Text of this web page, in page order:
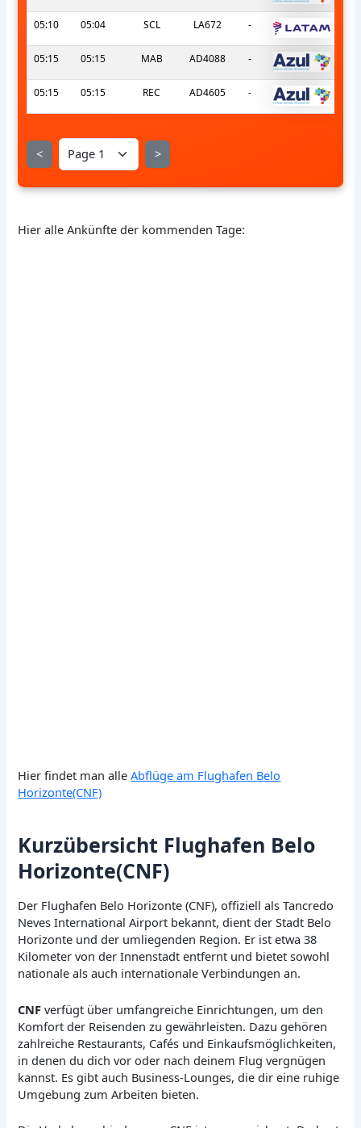
05:10 05:04 SCL LA672 -
05:15 05:15 MAB AD4088 -
05:15 05:15 REC AD4605 -
< >
Hier alle Ankünfte der kommenden Tage:
Hier findet man alleAbflüge am Flughafen Belo
Horizonte(CNF)
Kurzübersicht Flughafen Belo
Horizonte(CNF)
Der Flughafen Belo Horizonte (CNF), offiziell als Tancredo
Neves International Airport bekannt, dient der Stadt Belo
Horizonte und der umliegenden Region. Er ist etwa 38
Kilometer von der Innenstadt entfernt und bietet sowohl
nationale als auch internationale Verbindungen an.
CNF verfügt über umfangreiche Einrichtungen, um den
Komfort der Reisenden zu gewährleisten. Dazu gehören
zahlreiche Restaurants, Cafés und Einkaufsmöglichkeiten,
in denen du dich vor oder nach deinem Flug vergnügen
kannst. Es gibt auch Business-Lounges, die dir eine ruhige
Umgebung zum Arbeiten bieten.